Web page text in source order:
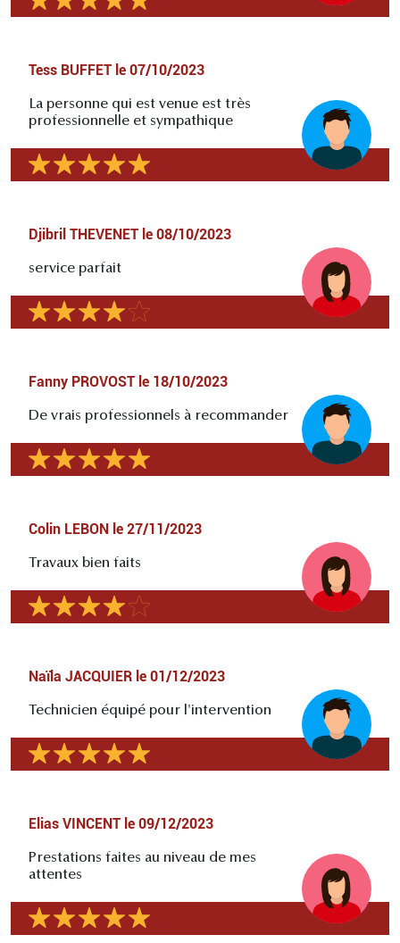
Tess BUFFET le 07/10/2023
La personne qui est venue est très
professionnelle et sympathique
Djibril THEVENET le 08/10/2023
service parfait
Fanny PROVOST le 18/10/2023
De vrais professionnels à recommander
Colin LEBON le 27/11/2023
Travaux bien faits
Naïla JACQUIER le 01/12/2023
Technicien équipé pour l'intervention
Elias VINCENT le 09/12/2023
Prestations faites au niveau de mes
attentes